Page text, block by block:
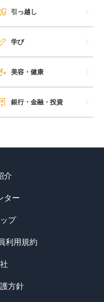
引っ越し
学び
美容・健康
銀行・金融・投資
介
ター
プ
利用規約
方針